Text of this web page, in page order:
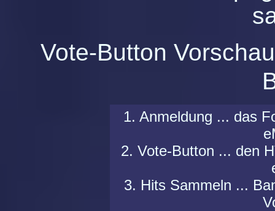
Vote-Button
1. Anmeldung ... das
2. Vote-Button ... den
3. Hits Sammeln ...